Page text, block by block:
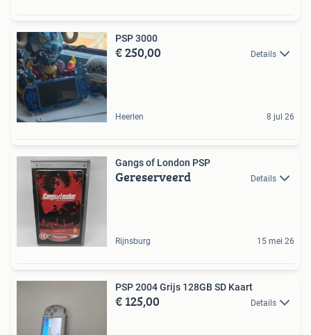
PSP 3000
€ 250,00 Details
Heerlen 8 jul 26
Gangs of London PSP
Gereserveerd Details
Rijnsburg 15 mei 26
PSP 2004 Grijs 128GB SD Kaart
€ 125,00 Details